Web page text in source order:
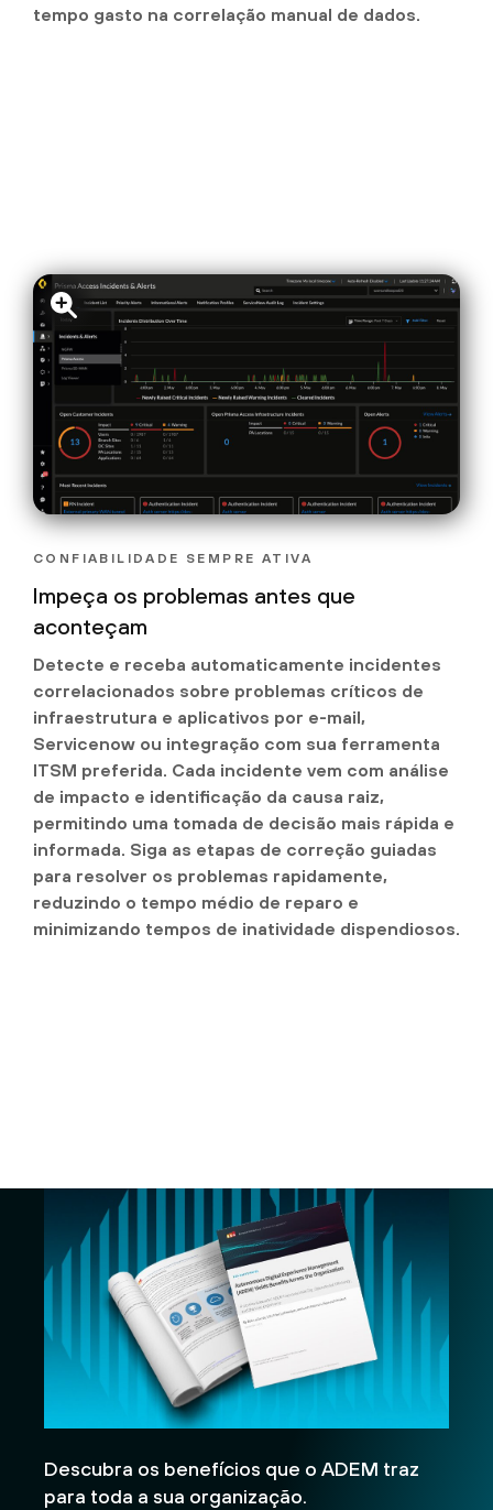
tempo gasto na correlação manual de dados.
CONFIABILIDADE SEMPRE ATIVA
Impeça os problemas antes que
aconteçam
Detecte e receba automaticamente incidentes
correlacionados sobre problemas críticos de
infraestrutura e aplicativos por e-mail,
Servicenow ou integração com sua ferramenta
ITSM preferida. Cada incidente vem com análise
de impacto e identificação da causa raiz,
permitindo uma tomada de decisão mais rápida e
informada. Siga as etapas de correção guiadas
para resolver os problemas rapidamente,
reduzindo o tempo médio de reparo e
minimizando tempos de inatividade dispendiosos.
Descubra os benefícios que o ADEM traz
para toda a sua organização.